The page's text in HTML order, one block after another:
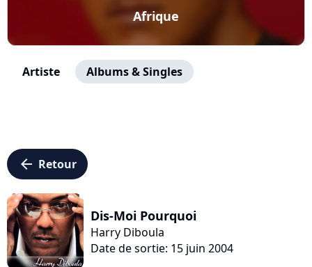
Afrique
Artiste Albums & Singles
arrow_left Retour
Dis-Moi Pourquoi
Harry Diboula
Date de sortie: 15 juin 2004